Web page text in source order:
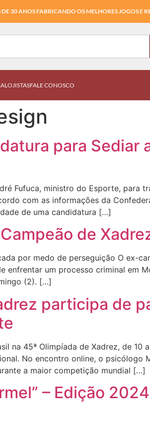
30 ANOS FABRICANDO OS MELHORES JOGOS E
LOJISTASFALE CONOSCO
para Sediar
Fufuca, ministro do Esporte, para
com as informações da
de uma candidatura […]
de
por medo de perseguição O ex-
enfrentar um processo criminal em
(2). […]
participa de
na 45ª Olimpíada de Xadrez, de
No encontro online, o psicólogo
a maior competição mundial […]
– Edição